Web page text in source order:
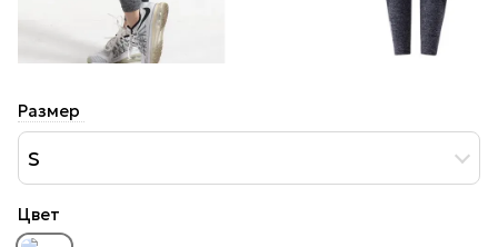
Размер
S
Цвет